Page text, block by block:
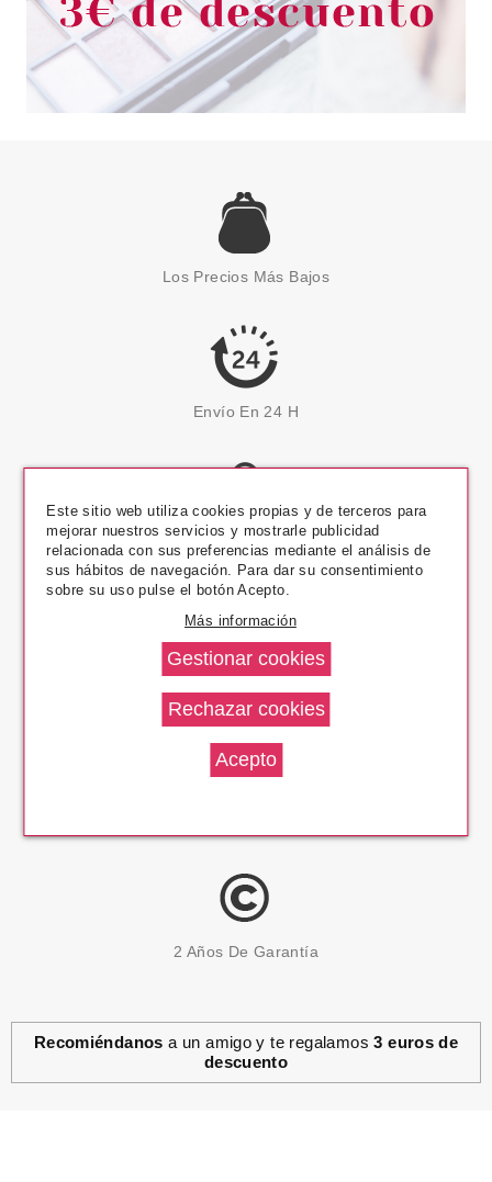
Los Precios Más Bajos
Envío En 24 H
Pago Seguro
14 Días Devolución
2 Años De Garantía
Recomiéndanos a un amigo y te regalamos3 euros de
descuento
Este sitio web utiliza cookies propias y de terceros para
mejorar nuestros servicios y mostrarle publicidad
relacionada con sus preferencias mediante el análisis de
sus hábitos de navegación. Para dar su consentimiento
sobre su uso pulse el botón Acepto.
Más información